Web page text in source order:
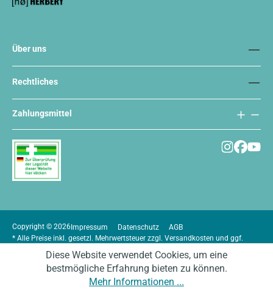
Über uns
Rechtliches
Zahlungsmittel
Copyright © 2026 Impressum Datenschutz
AGB
* Alle Preise inkl. gesetzl. Mehrwertsteuer zzgl. Versandkosten und ggf.
Diese Website verwendet Cookies, um eine
bestmögliche Erfahrung bieten zu können.
Mehr Informationen ...